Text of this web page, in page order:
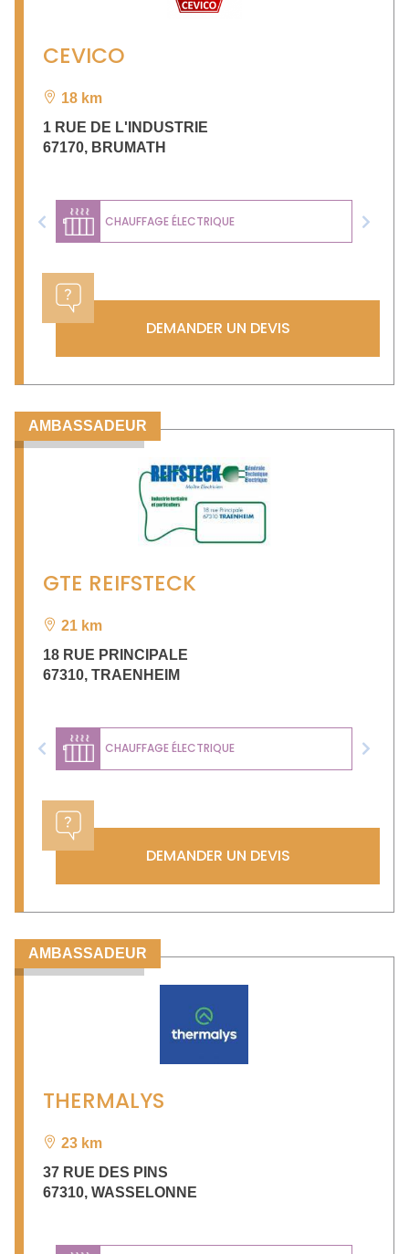
CEVICO
18 km
1 RUE DE L'INDUSTRIE
67170, BRUMATH
CHAUFFAGE ÉLECTRIQUE
Previous Next
DEMANDER UN DEVIS
AMBASSADEUR
GTE REIFSTECK
21 km
18 RUE PRINCIPALE
67310, TRAENHEIM
CHAUFFAGE ÉLECTRIQUE
Previous Next
DEMANDER UN DEVIS
AMBASSADEUR
THERMALYS
23 km
37 RUE DES PINS
67310, WASSELONNE